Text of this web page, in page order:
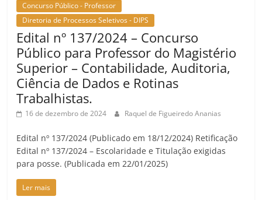
Concurso Público - Professor
Diretoria de Processos Seletivos - DIPS
Edital nº 137/2024 – Concurso
Público para Professor do Magistério
Superior – Contabilidade, Auditoria,
Ciência de Dados e Rotinas
Trabalhistas.
16 de dezembro de 2024 Raquel de Figueiredo Ananias
Edital nº 137/2024 (Publicado em 18/12/2024) Retificação
Edital nº 137/2024 – Escolaridade e Titulação exigidas
para posse. (Publicada em 22/01/2025)
Ler mais